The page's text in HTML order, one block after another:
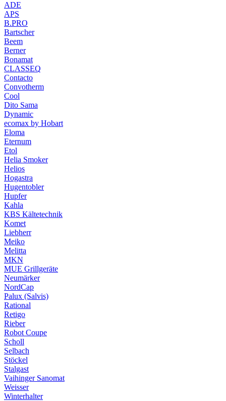
ADE
APS
B.PRO
Bartscher
Beem
Berner
Bonamat
CLASSEQ
Contacto
Convotherm
Cool
Dito Sama
Dynamic
ecomax by Hobart
Eloma
Eternum
Etol
Helia Smoker
Helios
Hogastra
Hugentobler
Hupfer
Kahla
KBS Kältetechnik
Komet
Liebherr
Meiko
Melitta
MKN
MUE Grillgeräte
Neumärker
NordCap
Palux (Salvis)
Rational
Retigo
Rieber
Robot Coupe
Scholl
Selbach
Stöckel
Stalgast
Vaihinger Sanomat
Weisser
Winterhalter